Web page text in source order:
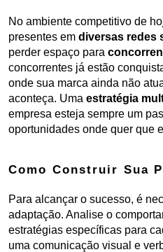
No ambiente competitivo de
presentes em diversas redes
perder espaço para
concorrentes já estão
onde sua marca ainda não
aconteça. Uma estratégia
empresa esteja sempre um
oportunidades onde quer que
Como Construir Sua
Para alcançar o sucesso, é
adaptação. Analise o
estratégias específicas para
uma comunicação visual e